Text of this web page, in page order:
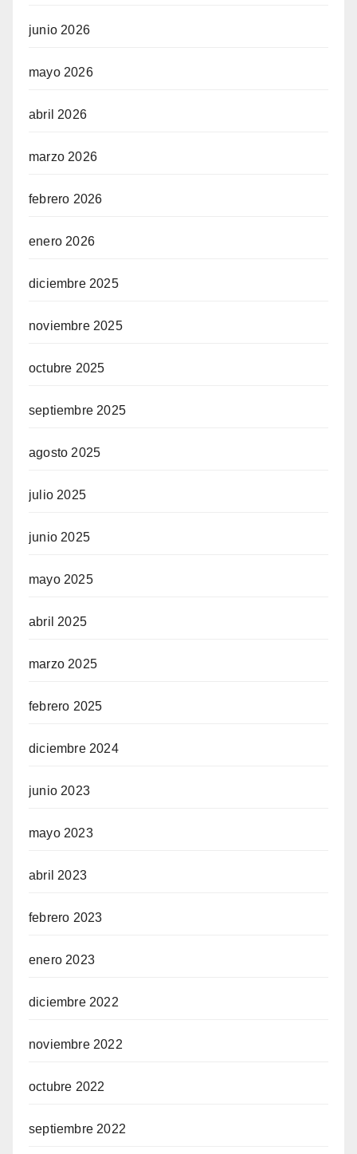
junio 2026
mayo 2026
abril 2026
marzo 2026
febrero 2026
enero 2026
diciembre 2025
noviembre 2025
octubre 2025
septiembre 2025
agosto 2025
julio 2025
junio 2025
mayo 2025
abril 2025
marzo 2025
febrero 2025
diciembre 2024
junio 2023
mayo 2023
abril 2023
febrero 2023
enero 2023
diciembre 2022
noviembre 2022
octubre 2022
septiembre 2022